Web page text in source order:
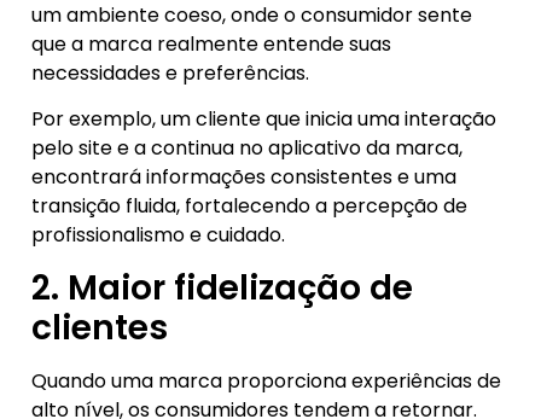
um ambiente coeso, onde o consumidor sente
que a marca realmente entende suas
necessidades e preferências.
Por exemplo, um cliente que inicia uma interação
pelo site e a continua no aplicativo da marca,
encontrará informações consistentes e uma
transição fluida, fortalecendo a percepção de
profissionalismo e cuidado.
2. Maior fidelização de
clientes
Quando uma marca proporciona experiências de
alto nível, os consumidores tendem a retornar.